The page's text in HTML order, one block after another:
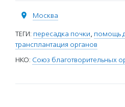
Москва
ТЕГИ: пересадка почки, помощь
трансплантация органов
НКО: Союз благотворительных